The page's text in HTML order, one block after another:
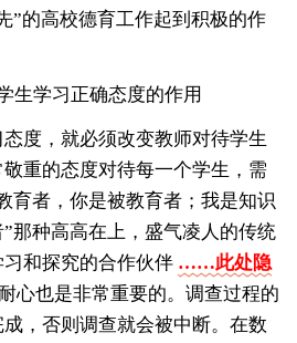
”的高校德育工作起到积极的作
生学习正确态度的作用
度，就必须改变教师对待学生
重的态度对待每一个学生，需
育者，你是被教育者；我是知识
那种高高在上，盛气凌人的传统
和探究的合作伙伴 ……此处隐
心也是非常重要的。调查过程的
，否则调查就会被中断。在数